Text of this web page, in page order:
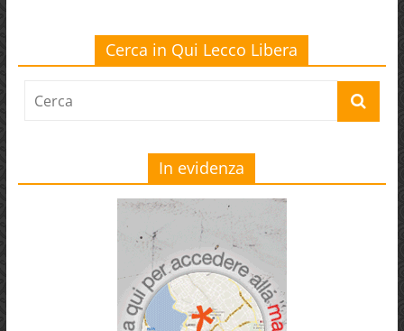
Cerca in Qui Lecco Libera
In evidenza